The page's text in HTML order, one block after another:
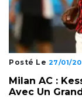
Posté Le 27/01/
Milan AC :
Avec Un